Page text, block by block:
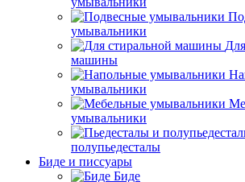
умывальники
машины
умывальники
умывальники
полупьедесталы
Биде и писсуары
Биде